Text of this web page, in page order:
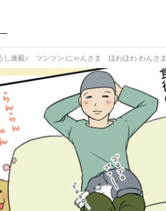
し連載♪ ツンツン にゃんさま ほわほわ わんさま